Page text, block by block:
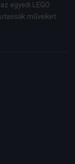
egyedi LEGO
műveiket.